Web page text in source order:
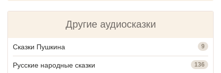
Другие аудиосказки
Сказки Пушкина 9
Русские народные сказки 136